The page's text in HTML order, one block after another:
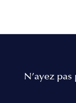
N’ayez